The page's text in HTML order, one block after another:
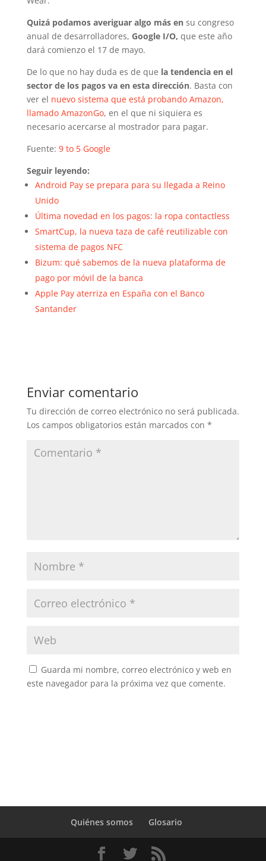
Quizá podamos averiguar algo más ensu congreso
anual de desarrolladores, Google I/O, que este año
dará comienzo el 17 de mayo.
De lo que no hay duda es de que la tendencia en el
sector de los pagos va en esta dirección. Basta con
ver el nuevo sistema que está probando Amazon,
llamado AmazonGo, en el que ni siquiera es
necesario acercarse al mostrador para pagar.
Fuente: 9 to 5 Google
Seguir leyendo:
Android Pay se prepara para su llegada a Reino
Unido
Última novedad en los pagos: la ropa contactless
SmartCup, la nueva taza de café reutilizable con
sistema de pagos NFC
Bizum: qué sabemos de la nueva plataforma de
pago por móvil de la banca
Apple Pay aterriza en España con el Banco
Santander
Enviar comentario
Tu dirección de correo electrónico no será publicada.
Los campos obligatorios están marcados con *
Guarda mi nombre, correo electrónico y web en
este navegador para la próxima vez que comente.
Quiénes somos Glosario